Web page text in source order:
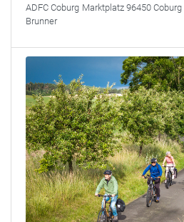
ADFC Coburg Marktplatz 96450 Coburg
Brunner